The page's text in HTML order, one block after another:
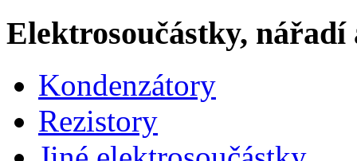
Elektrosoučástky, nářadí
Kondenzátory
Rezistory